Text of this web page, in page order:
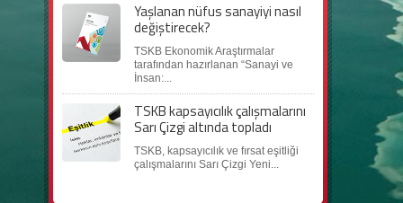
Yaşlanan nüfus sanayiyi nasıl
değiştirecek?
TSKB Ekonomik Araştırmalar
tarafından hazırlanan “Sanayi ve
İnsan:...
TSKB kapsayıcılık çalışmalarını
Sarı Çizgi altında topladı
TSKB, kapsayıcılık ve fırsat eşitliği
çalışmalarını Sarı Çizgi Yeni...